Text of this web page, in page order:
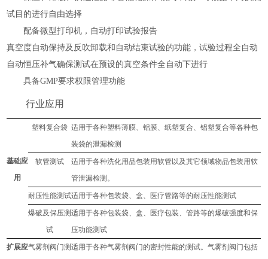
试目的进行自由选择
配备微型打印机，自动打印试验报告
真空度自动保持及反吹卸载和自动结束试验的功能，试验过程全自动
自动恒压补气确保测试在预设的真空条件全自动下进行
具备GMP要求权限管理功能
行业应用
塑料复合袋 适用于各种塑料薄膜、铝膜、纸塑复合、铝塑复合等各种包
装袋的泄漏检测
基础应
用
软管测试
适用于各种洗化用品包装用软管以及其它领域物品包装用软
管泄漏检测 。
耐压性能测试适用于各种包装袋、盒、 医疗管路等的耐压性能测试
爆破及保压测
试
适用于各种包装袋、盒、 医疗包装、管路等的爆破强度和保
压功能测试
扩展应气雾剂阀门测适用于各种气雾剂阀门的密封性能的测试。气雾剂阀门包括